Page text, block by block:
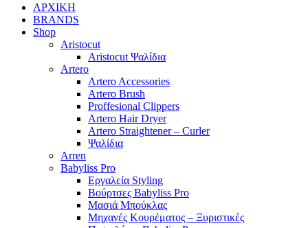
ΑΡΧΙΚΗ
BRANDS
Shop
Aristocut
Aristocut Ψαλίδια
Artero
Artero Accessories
Artero Brush
Proffesional Clippers
Artero Hair Dryer
Artero Straightener – Curler
Ψαλίδια
Arren
Babyliss Pro
Εργαλεία Styling
Βούρτσες Babyliss Pro
Μασιά Μπούκλας
Μηχανές Κουρέματος – Ξυριστικές